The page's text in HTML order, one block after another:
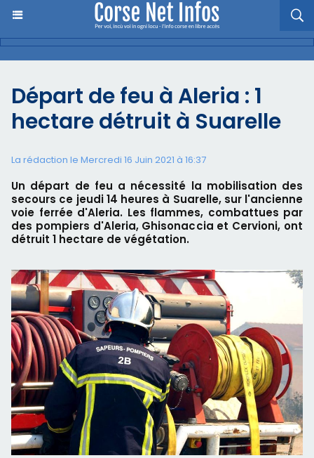
Départ de feu à Aleria : 1
hectare détruit à Suarelle
La rédaction le Mercredi 16 Juin 2021 à 16:37
Un départ de feu a nécessité la mobilisation des
secours ce jeudi 14 heures à Suarelle, sur l'ancienne
voie ferrée d'Aleria. Les flammes, combattues par
des pompiers d'Aleria, Ghisonaccia et Cervioni, ont
détruit 1 hectare de végétation.